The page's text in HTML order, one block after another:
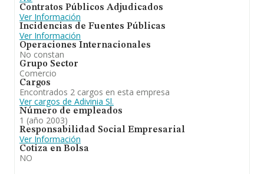
Contratos Públicos Adjudicados
Ver Información
Incidencias de Fuentes Públicas
Ver Información
Operaciones Internacionales
No constan
Grupo Sector
Comercio
Cargos
Encontrados 2 cargos en esta empresa
Ver cargos de Adivinia Sl.
Número de empleados
1 (año 2003)
Responsabilidad Social Empresarial
Ver Información
Cotiza en Bolsa
NO